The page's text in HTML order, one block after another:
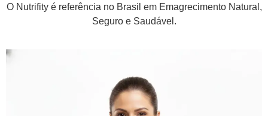
O Nutrifity é referência no Brasil em Emagrecimento Natural,
Seguro e Saudável.